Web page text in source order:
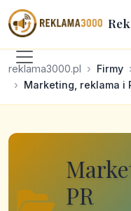
reklama3000.pl Firmy
Marketing, reklama i
PR